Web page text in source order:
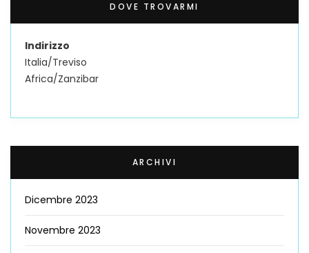
DOVE TROVARMI
Indirizzo
Italia/Treviso
Africa/Zanzibar
ARCHIVI
Dicembre 2023
Novembre 2023